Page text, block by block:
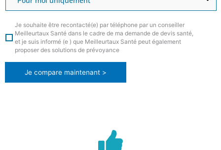
Je souhaite être recontacté(e) par téléphone par un conseiller
Meilleurtaux Santé dans le cadre de ma demande de devis santé,
et je suis informé (e ) que Meilleurtaux Santé peut également
proposer des solutions de prévoyance
Je compare maintenant >